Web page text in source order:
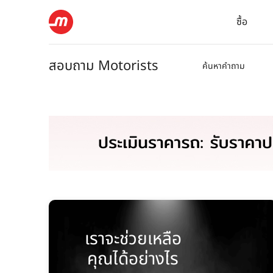
ซื้อ
สอบถาม Motorists ค้นหาคำถาม
เราจะช่วยเหลือ
คุณได้อย่างไร